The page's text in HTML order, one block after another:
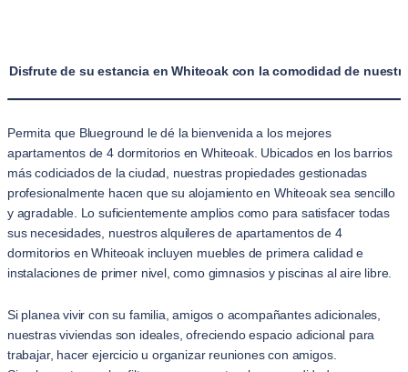
Disfrute de su estancia en Whiteoak con la comodidad de
Permita que Blueground le dé la bienvenida a los mejores
apartamentos de 4 dormitorios en Whiteoak. Ubicados en los barrios
más codiciados de la ciudad, nuestras propiedades gestionadas
profesionalmente hacen que su alojamiento en Whiteoak sea sencillo
y agradable. Lo suficientemente amplios como para satisfacer todas
sus necesidades, nuestros alquileres de apartamentos de 4
dormitorios en Whiteoak incluyen muebles de primera calidad e
instalaciones de primer nivel, como gimnasios y piscinas al aire libre.
Si planea vivir con su familia, amigos o acompañantes adicionales,
nuestras viviendas son ideales, ofreciendo espacio adicional para
trabajar, hacer ejercicio u organizar reuniones con amigos.